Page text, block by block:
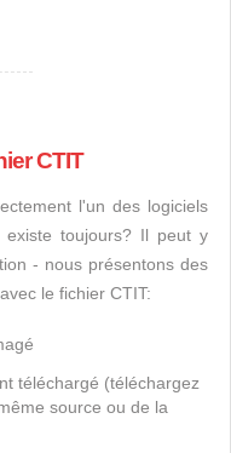
CTIT
l'un des logiciels
toujours? Il peut y
- nous présentons des
le fichier CTIT:
téléchargé (téléchargez
source ou de la